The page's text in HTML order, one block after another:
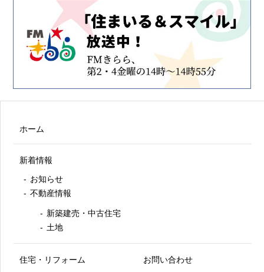
ホーム
新着情報
お知らせ
不動産情報
新築建売・中古住宅
土地
住宅・リフォーム
お問い合わせ